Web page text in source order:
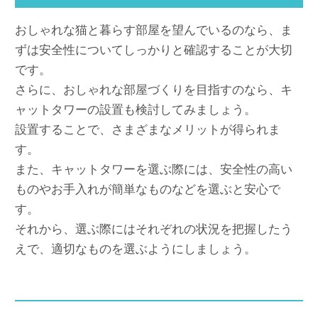
おしゃれな猫と暮らす部屋を望んでいるのなら、ま
ずは安全性についてしっかりと確認することが大切
です。
さらに、おしゃれな部屋づくりを目指すのなら、キ
ャットタワーの設置も検討してみましょう。
設置することで、さまざまなメリットが得られま
す。
また、キャットタワーを選ぶ際には、安全性の高い
ものやお手入れが簡単なものなどを選ぶと安心で
す。
それから、選ぶ際にはそれぞれの状況を把握したう
えで、適切なものを選ぶようにしましょう。